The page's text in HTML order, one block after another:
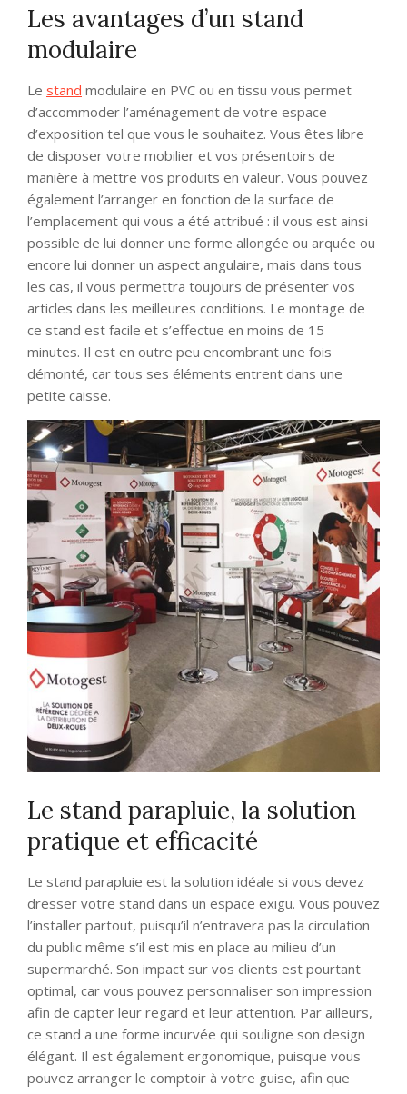
Les avantages d’un stand
modulaire
Le stand modulaire en PVC ou en tissu vous permet
d’accommoder l’aménagement de votre espace
d’exposition tel que vous le souhaitez. Vous êtes libre
de disposer votre mobilier et vos présentoirs de
manière à mettre vos produits en valeur. Vous pouvez
également l’arranger en fonction de la surface de
l’emplacement qui vous a été attribué : il vous est ainsi
possible de lui donner une forme allongée ou arquée ou
encore lui donner un aspect angulaire, mais dans tous
les cas, il vous permettra toujours de présenter vos
articles dans les meilleures conditions. Le montage de
ce stand est facile et s’effectue en moins de 15
minutes. Il est en outre peu encombrant une fois
démonté, car tous ses éléments entrent dans une
petite caisse.
Le stand parapluie, la solution
pratique et efficacité
Le stand parapluie est la solution idéale si vous devez
dresser votre stand dans un espace exigu. Vous pouvez
l’installer partout, puisqu’il n’entravera pas la circulation
du public même s’il est mis en place au milieu d’un
supermarché. Son impact sur vos clients est pourtant
optimal, car vous pouvez personnaliser son impression
afin de capter leur regard et leur attention. Par ailleurs,
ce stand a une forme incurvée qui souligne son design
élégant. Il est également ergonomique, puisque vous
pouvez arranger le comptoir à votre guise, afin que